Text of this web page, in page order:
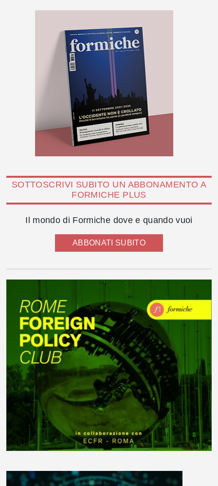
SOTTOSCRIVI SUBITO UN ABBONAMENTO A
FORMICHE PLUS
Il mondo di Formiche dove e quando vuoi
ABBONATI SUBITO